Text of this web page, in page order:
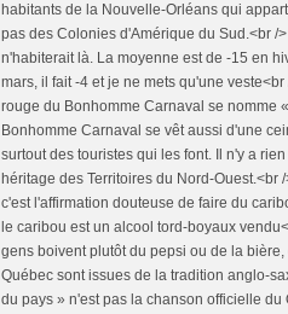
habitants de la Nouvelle-Orléans qui
pas des Colonies d'Amérique du Sud.<br /
n'habiterait là. La moyenne est de -15 en
mars, il fait -4 et je ne mets qu'une
rouge du Bonhomme Carnaval se nomme
Bonhomme Carnaval se vêt aussi d'une
surtout des touristes qui les font. Il n'y a
héritage des Territoires du Nord-Ouest.<br
c'est l'affirmation douteuse de faire du
le caribou est un alcool tord-boyaux
gens boivent plutôt du pepsi ou de la
Québec sont issues de la tradition anglo-
du pays » n'est pas la chanson officielle